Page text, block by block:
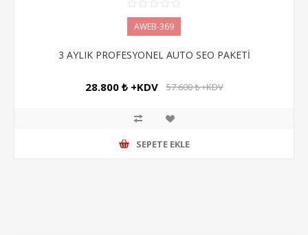
AWEB-369
3 AYLIK PROFESYONEL AUTO SEO PAKETİ
28.800 ₺ +KDV 57.600 ₺ +KDV
SEPETE EKLE